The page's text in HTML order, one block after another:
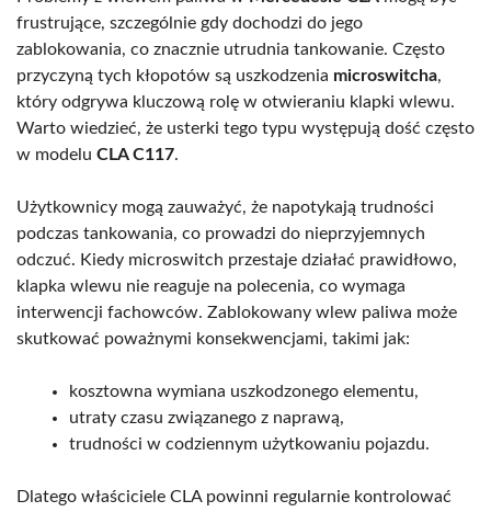
frustrujące, szczególnie gdy dochodzi do jego
zablokowania, co znacznie utrudnia tankowanie. Często
przyczyną tych kłopotów są uszkodzenia microswitcha,
który odgrywa kluczową rolę w otwieraniu klapki wlewu.
Warto wiedzieć, że usterki tego typu występują dość często
w modelu CLA C117.
Użytkownicy mogą zauważyć, że napotykają trudności
podczas tankowania, co prowadzi do nieprzyjemnych
odczuć. Kiedy microswitch przestaje działać prawidłowo,
klapka wlewu nie reaguje na polecenia, co wymaga
interwencji fachowców. Zablokowany wlew paliwa może
skutkować poważnymi konsekwencjami, takimi jak:
kosztowna wymiana uszkodzonego elementu,
utraty czasu związanego z naprawą,
trudności w codziennym użytkowaniu pojazdu.
Dlatego właściciele CLA powinni regularnie kontrolować